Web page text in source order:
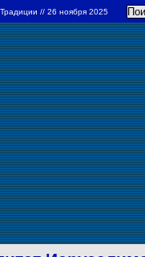
Традиции // 26 ноября 2025